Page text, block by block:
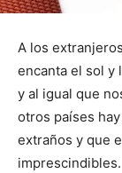
A los
encanta el sol y
y al igual que
otros países
extraños y que
imprescindibles.